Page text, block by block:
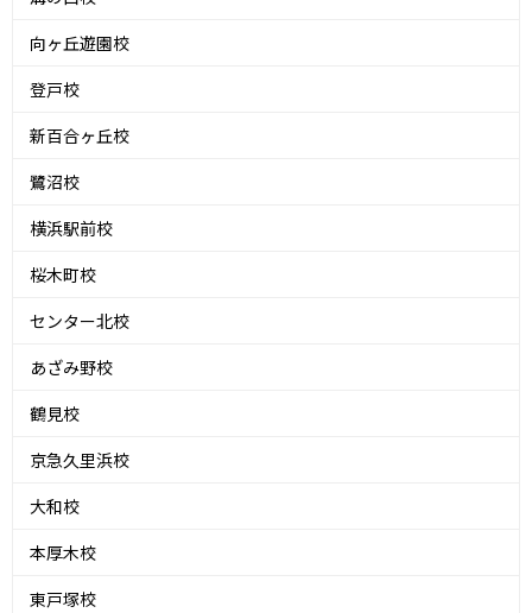
向ヶ丘遊園校
登戸校
新百合ヶ丘校
鷺沼校
横浜駅前校
桜木町校
センター北校
あざみ野校
鶴見校
京急久里浜校
大和校
本厚木校
東戸塚校